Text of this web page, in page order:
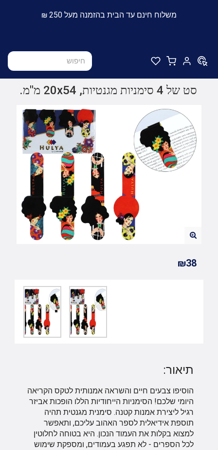
משלוח חינם עד הבית בהזמנה מעל 250 ₪
סט של 4 סימניות מגנטיות, 20x54 מ"מ.
₪38
תיאור:
הוסיפו צבעים חיים והשראה אמנותית לטקס הקריאה
היומי שלכם! הסימניות הייחודיות הללו הופכות אביזר
רגיל ליצירת אמנות קטנה. סימנית מגנטית תהיה
תוספת אידיאלית לספר האהוב עליכם, ותאפשר
למצוא בקלות את העמוד הנכון. היא בטוחה לחלוטין
לכל הספרים - לא תפגע בעמודים, ומספקת שימוש